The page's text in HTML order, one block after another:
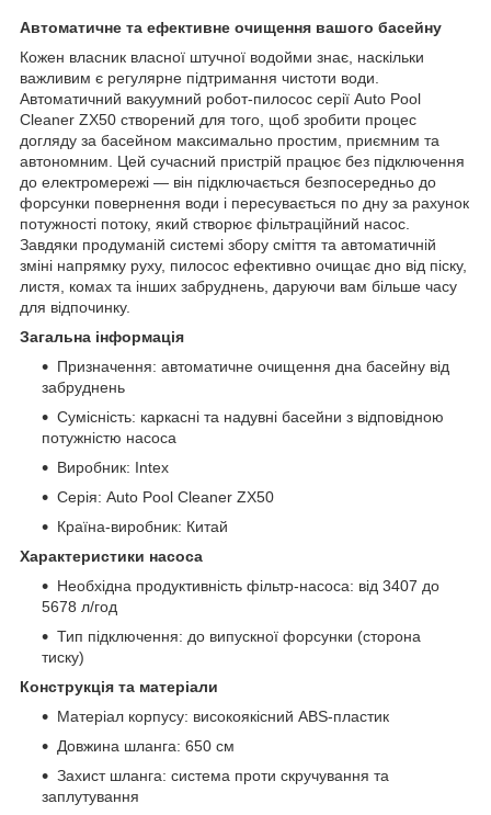
Автоматичне та ефективне очищення вашого басейну
Кожен власник власної штучної водойми знає, наскільки
важливим є регулярне підтримання чистоти води.
Автоматичний вакуумний робот-пилосос серії Auto Pool
Cleaner ZX50 створений для того, щоб зробити процес
догляду за басейном максимально простим, приємним та
автономним. Цей сучасний пристрій працює без підключення
до електромережі — він підключається безпосередньо до
форсунки повернення води і пересувається по дну за рахунок
потужності потоку, який створює фільтраційний насос.
Завдяки продуманій системі збору сміття та автоматичній
зміні напрямку руху, пилосос ефективно очищає дно від піску,
листя, комах та інших забруднень, даруючи вам більше часу
для відпочинку.
Загальна інформація
Призначення: автоматичне очищення дна басейну від
забруднень
Сумісність: каркасні та надувні басейни з відповідною
потужністю насоса
Виробник: Intex
Серія: Auto Pool Cleaner ZX50
Країна-виробник: Китай
Характеристики насоса
Необхідна продуктивність фільтр-насоса: від 3407 до
5678 л/год
Тип підключення: до випускної форсунки (сторона
тиску)
Конструкція та матеріали
Матеріал корпусу: високоякісний ABS-пластик
Довжина шланга: 650 см
Захист шланга: система проти скручування та
заплутування